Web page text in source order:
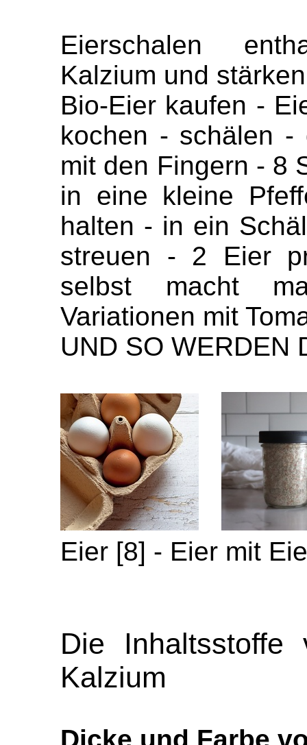
Eierschalen
Kalzium und
Bio-Eier kaufen -
kochen - schälen -
mit den Fingern - 8
in eine kleine
halten - in ein
streuen - 2 Eier
selbst macht
Variationen mit
UND SO WERDEN
Eier [8] - Eier mit
Die Inhaltsstoffe
Kalzium